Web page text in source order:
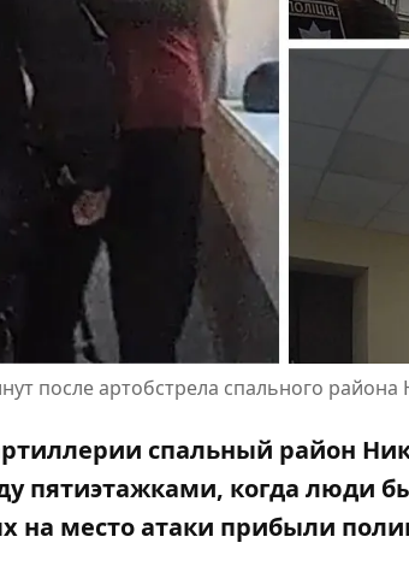
после артобстрела спального района
спальный район
пятиэтажками, когда люди
на место атаки прибыли